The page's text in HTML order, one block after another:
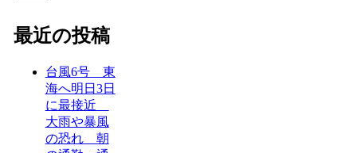
最近の投稿
台風6号 東
海へ明日3日
に最接近
大雨や暴風
の恐れ 朝